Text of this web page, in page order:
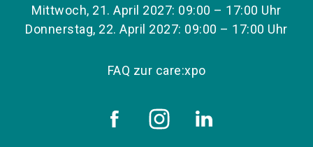
Mittwoch, 21. April 2027: 09:00 – 17:00 Uhr
Donnerstag, 22. April 2027: 09:00 – 17:00 Uhr
FAQ zur care:xpo